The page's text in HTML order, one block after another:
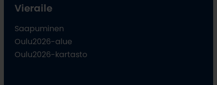
Vieraile
Saapuminen
Oulu2026-alue
Oulu2026-kartasto